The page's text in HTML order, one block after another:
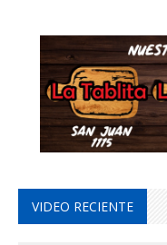
VIDEO RECIENTE